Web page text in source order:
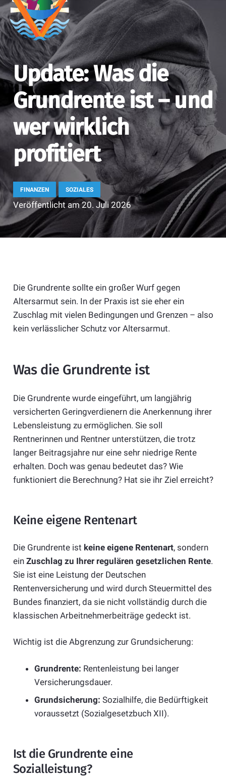
Update: Was die
Grundrente ist – und
wer wirklich
profitiert
FINANZEN SOZIALES
Veröffentlicht am20. Juli 2026
Die Grundrente sollte ein großer Wurf gegen
Altersarmut sein. In der Praxis ist sie eher ein
Zuschlag mit vielen Bedingungen und Grenzen – also
kein verlässlicher Schutz vor Altersarmut.
Was die Grundrente ist
Die Grundrente wurde eingeführt, um langjährig
versicherten Geringverdienern die Anerkennung ihrer
Lebensleistung zu ermöglichen. Sie soll
Rentnerinnen und Rentner unterstützen, die trotz
langer Beitragsjahre nur eine sehr niedrige Rente
erhalten. Doch was genau bedeutet das? Wie
funktioniert die Berechnung? Hat sie ihr Ziel erreicht?
Keine eigene Rentenart
Die Grundrente ist keine eigene Rentenart, sondern
ein Zuschlag zu Ihrer regulären gesetzlichen Rente.
Sie ist eine Leistung der Deutschen
Rentenversicherung und wird durch Steuermittel des
Bundes finanziert, da sie nicht vollständig durch die
klassischen Arbeitnehmerbeiträge gedeckt ist.
Wichtig ist die Abgrenzung zur Grundsicherung:
Grundrente: Rentenleistung bei langer
Versicherungsdauer.
Grundsicherung: Sozialhilfe, die Bedürftigkeit
voraussetzt (Sozialgesetzbuch XII).
Ist die Grundrente eine
Sozialleistung?